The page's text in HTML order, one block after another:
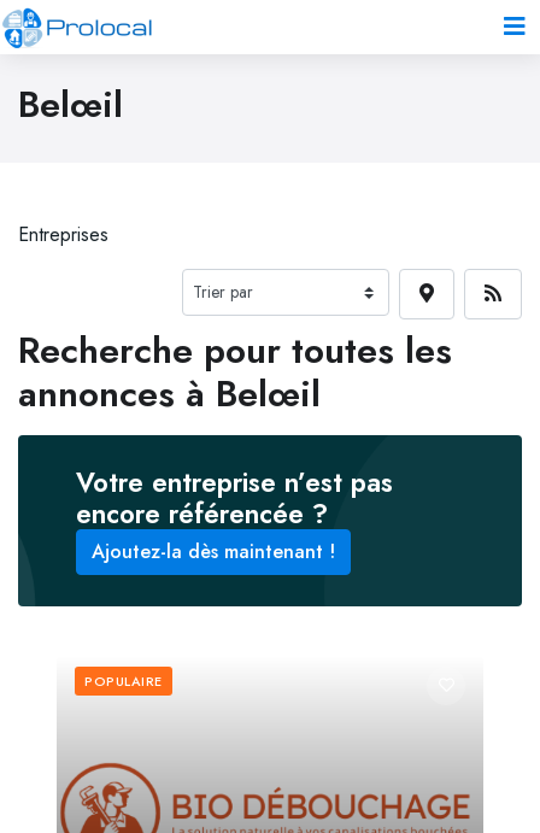
Belœil
Entreprises
Recherche pour toutes les
annonces à Belœil
Votre entreprise n’est pas
encore référencée ?
Ajoutez-la dès maintenant !
POPULAIRE